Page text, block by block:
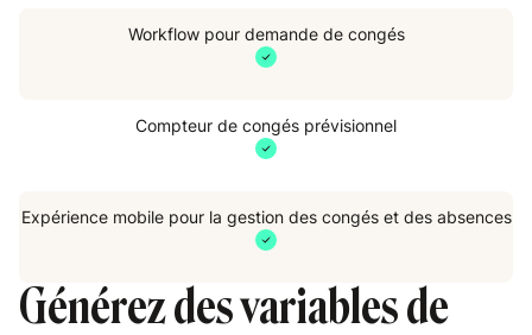
Workflow pour demande de congés
Compteur de congés prévisionnel
Expérience mobile pour la gestion des congés et des absences
Générez des variables de